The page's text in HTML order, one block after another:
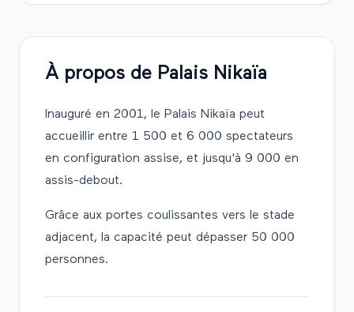
À propos de Palais Nikaïa
Inauguré en 2001, le Palais Nikaïa peut
accueillir entre 1 500 et 6 000 spectateurs
en configuration assise, et jusqu'à 9 000 en
assis-debout.
Grâce aux portes coulissantes vers le stade
adjacent, la capacité peut dépasser 50 000
personnes.